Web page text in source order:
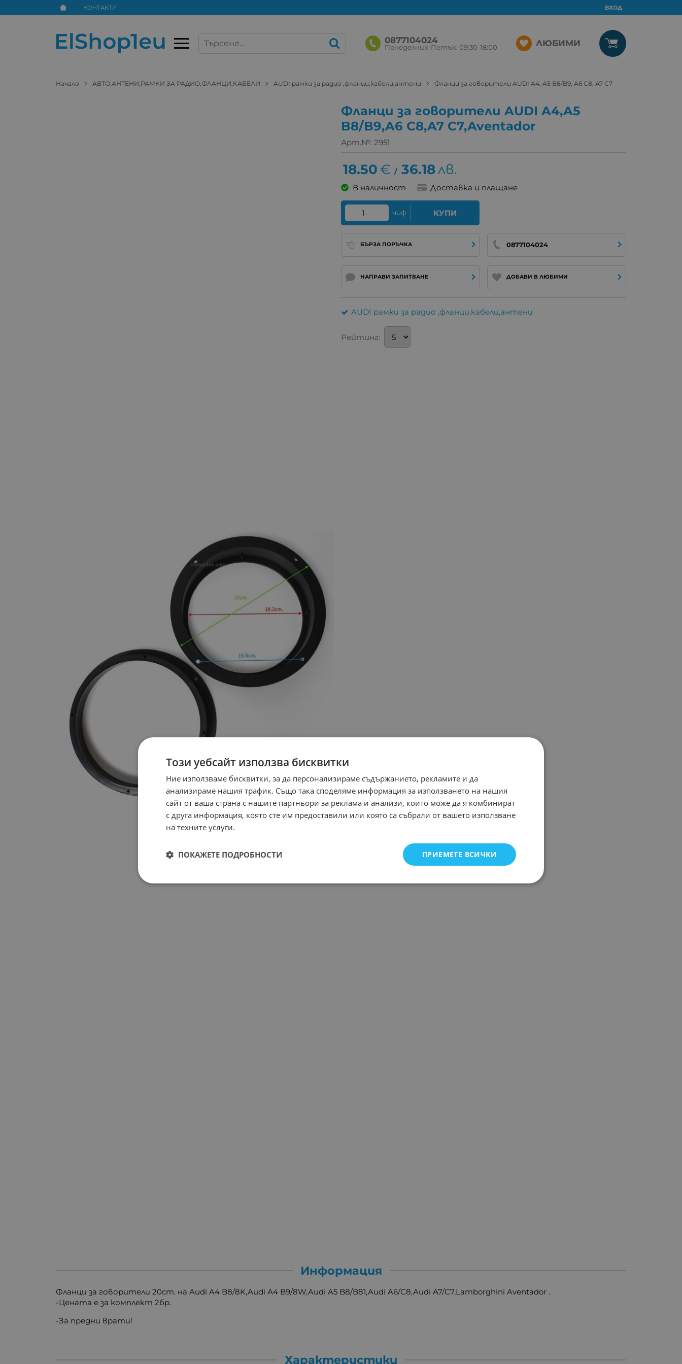
КОНТАКТИ ВХОД
0877104024
Понеделник-Петък: 09:30-18:00 ЛЮБИМИ
Начало АВТО,АНТЕНИ,РАМКИ ЗА РАДИО,ФЛАНЦИ,КАБЕЛИ AUDI рамки за радио ,фланци,кабели,антени Фланци за говорители AUDI A4, A5 B8/B9, A6 C8, A7 C7
Фланци за говорители AUDI A4,A5
B8/B9,A6 C8,A7 C7,Aventador
Арт.№: 2951
18.50€ / 36.18лв.
В наличност Доставка и плащане
чиф КУПИ
БЪРЗА ПОРЪЧКА 0877104024
НАПРАВИ ЗАПИТВАНЕ ДОБАВИ В ЛЮБИМИ
AUDI рамки за радио ,фланци,кабели,антени
Рейтинг:
Информация
Фланци за говорители 20cm. на Audi A4 B8/8K,Audi A4 B9/8W,Audi A5 B8/B81,Audi A6/C8,Audi A7/C7,Lamborghini Aventador .
-Цената е за комплект 2бр.
-За предни врати!
Характеристики
Този уебсайт използва бисквитки
Ние използваме бисквитки, за да персонализираме съдържанието, рекламите и да
анализираме нашия трафик. Също така споделяме информация за използването на нашия
сайт от ваша страна с нашите партньори за реклама и анализи, които може да я комбинират
с друга информация, която сте им предоставили или която са събрали от вашето използване
на техните услуги.
ПРИЕМЕТЕ ВСИЧКИ
ПОКАЖЕТЕ ПОДРОБНОСТИ